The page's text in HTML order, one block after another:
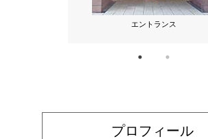
エントランス
プロフィール